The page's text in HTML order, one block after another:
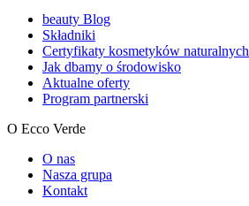
beauty Blog
Składniki
Certyfikaty kosmetyków naturalnych
Jak dbamy o środowisko
Aktualne oferty
Program partnerski
O Ecco Verde
O nas
Nasza grupa
Kontakt